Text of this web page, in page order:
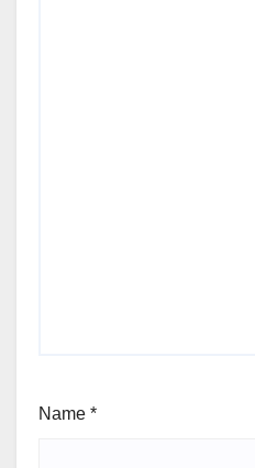
Name *